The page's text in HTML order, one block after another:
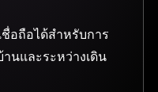
อถือได้สำหรับการ
นและระหว่างเดิน